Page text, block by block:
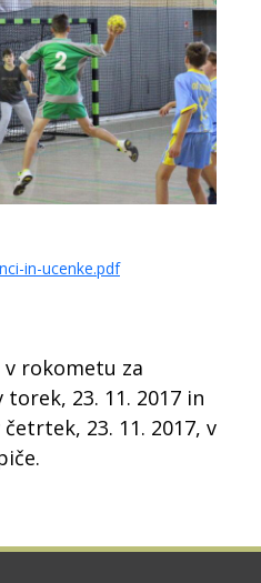
in-ucenke.pdf
rokometu za
23. 11. 2017 in
23. 11. 2017, v